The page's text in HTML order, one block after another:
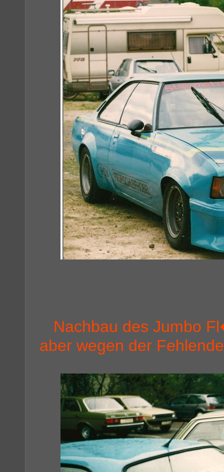
Nachbau des Jumbo
aber wegen der